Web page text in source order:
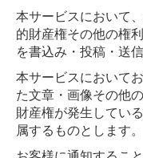
本サービスにおいて
的財産権その他の権
を書込み・投稿・送
本サービスにおいて
た文章・画像その他
財産権が発生してい
属するものとします。